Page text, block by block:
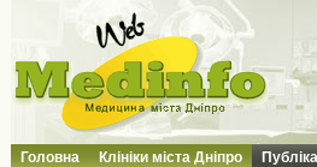
Головна Клініки міста Дніпро